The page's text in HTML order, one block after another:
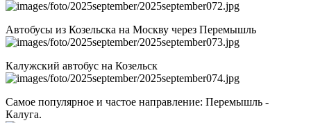
Автобусы из Козельска на Москву через Перемышль
Калужский автобус на Козельск
Самое популярное и частое направление: Перемышль -
Калуга.